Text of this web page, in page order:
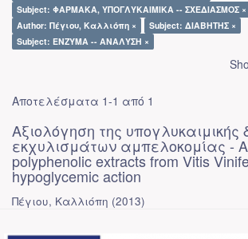
Subject: ΦΑΡΜΑΚΑ, ΥΠΟΓΛΥΚΑΙΜΙΚΑ -- ΣΧΕΔΙΑΣΜΟΣ ×
Author: Πέγιου, Καλλιόπη ×
Subject: ΔΙΑΒΗΤΗΣ ×
Subject: ΕΝΖΥΜΑ -- ΑΝΑΛΥΣΗ ×
Αποτελέσματα 1-1 από 1
Αξιολόγηση της υπογλυκαιμικής
εκχυλισμάτων αμπελοκομίας -
polyphenolic extracts from Vitis
hypoglycemic action
Πέγιου, Καλλιόπη (2013)